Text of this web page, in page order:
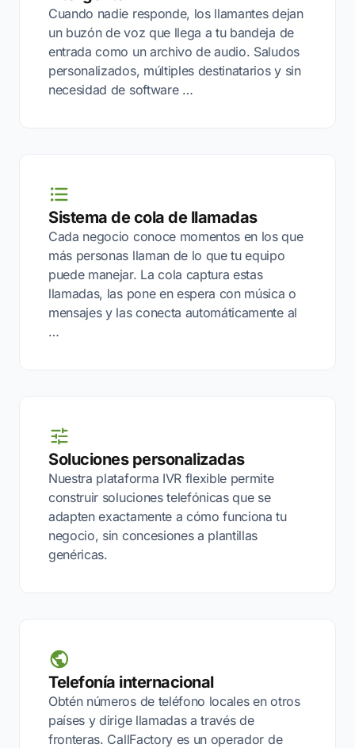
Cuando nadie responde, los llamantes dejan
un buzón de voz que llega a tu bandeja de
entrada como un archivo de audio. Saludos
personalizados, múltiples destinatarios y sin
necesidad de software …
Sistema de cola de llamadas
Cada negocio conoce momentos en los que
más personas llaman de lo que tu equipo
puede manejar. La cola captura estas
llamadas, las pone en espera con música o
mensajes y las conecta automáticamente al
…
Soluciones personalizadas
Nuestra plataforma IVR flexible permite
construir soluciones telefónicas que se
adapten exactamente a cómo funciona tu
negocio, sin concesiones a plantillas
genéricas.
Telefonía internacional
Obtén números de teléfono locales en otros
países y dirige llamadas a través de
fronteras. CallFactory es un operador de